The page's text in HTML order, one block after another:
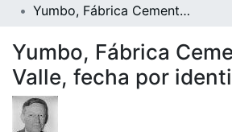
Yumbo, Fábrica Cementos del Valle, fecha por identificar
Yumbo, Fábrica
Valle, fecha por